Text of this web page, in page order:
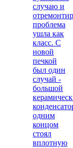
случаю и
проблема
ушла как
класс. С
новой
печкой
был один
случай -
большой
одним
концом
стоял
вплотную